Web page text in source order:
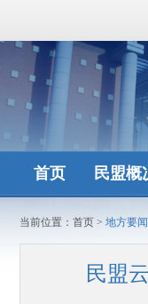
首页 民盟概
当前位置： 首页 > 地方要闻
民盟